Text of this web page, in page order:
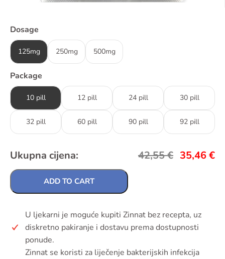
Dosage
125mg 250mg 500mg
Package
10 pill 12 pill 24 pill 30 pill
32 pill 60 pill 90 pill 92 pill
Ukupna cijena: 42,55€ 35,46€
ADD TO CART
U ljekarni je moguće kupiti Zinnat bez recepta, uz
diskretno pakiranje i dostavu prema dostupnosti
ponude.
Zinnat se koristi za liječenje bakterijskih infekcija